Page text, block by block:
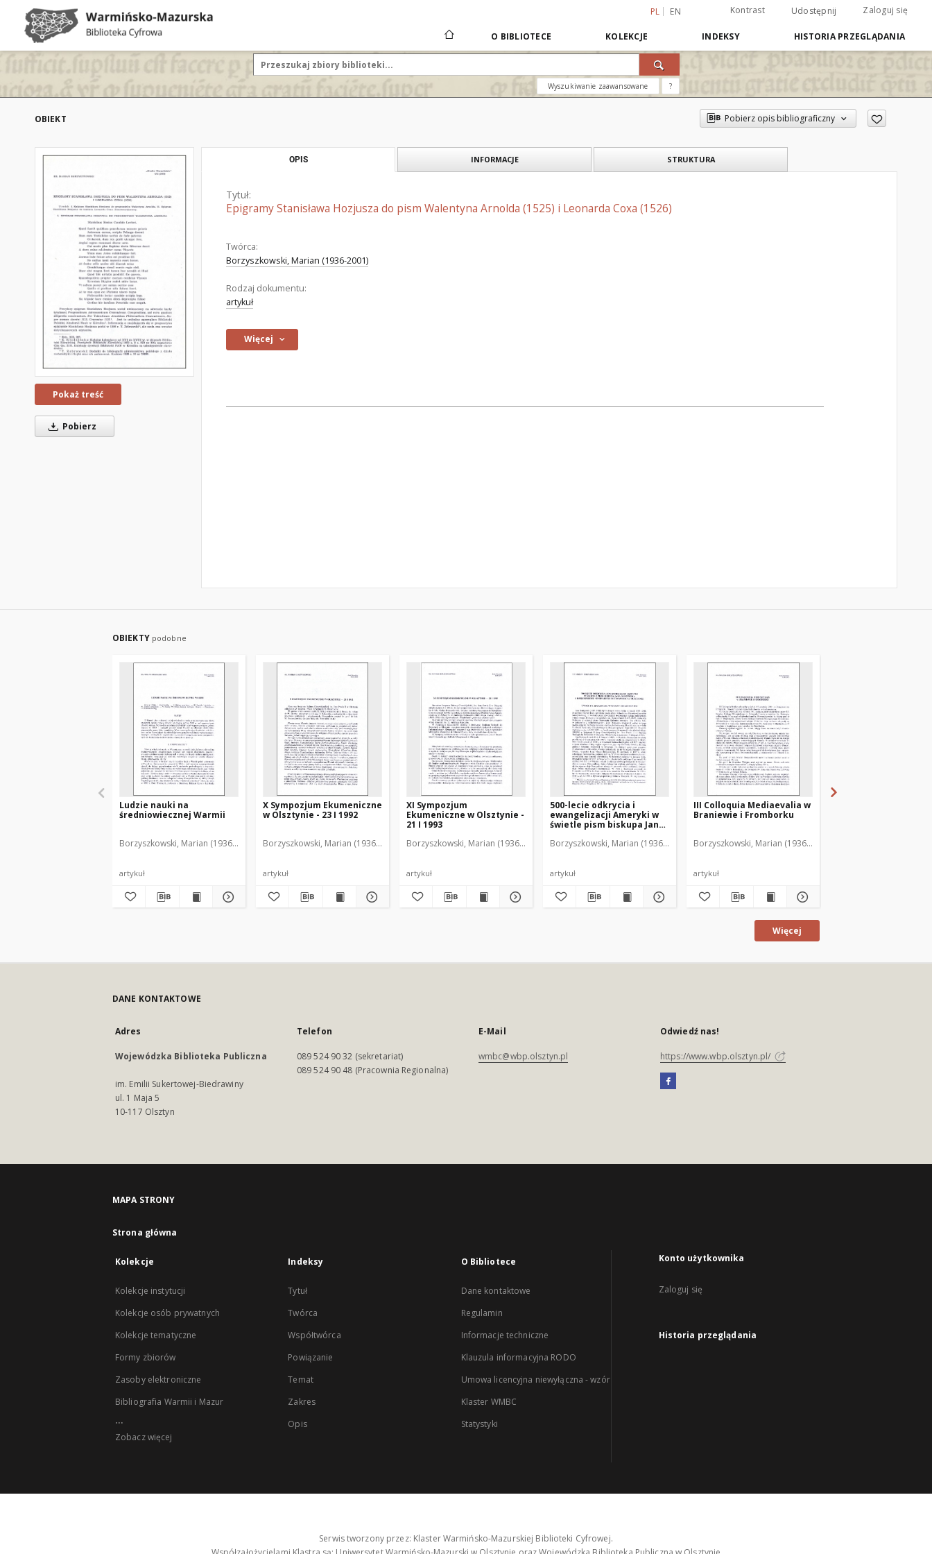
PL EN Kontrast Udostępnij Zaloguj się
O BIBLIOTECE KOLEKCJE INDEKSY HISTORIA PRZEGLĄDANIA
Wyszukiwanie zaawansowane ?
OBIEKT Pobierz opis bibliograficzny
Pokaż treść
Pobierz
OPIS INFORMACJE STRUKTURA
Tytuł:
Epigramy Stanisława Hozjusza do pism Walentyna Arnolda (1525) i Leonarda Coxa (1526)
Twórca:
Borzyszkowski, Marian (1936-2001)
Rodzaj dokumentu:
artykuł
Więcej
OBIEKTY podobne
Ludzie nauki na
średniowiecznej Warmii
Borzyszkowski, Marian (1936-2001)
artykuł
X Sympozjum Ekumeniczne
w Olsztynie - 23 I 1992
Borzyszkowski, Marian (1936-2001)
artykuł
XI Sympozjum
Ekumeniczne w Olsztynie -
21 I 1993
Borzyszkowski, Marian (1936-2001)
artykuł
500-lecie odkrycia i
ewangelizacji Ameryki w
świetle pism biskupa Jana
Seminarium Duchownego
bibliotecznej
Borzyszkowski, Marian (1936-2001)
artykuł
III Colloquia Mediaevalia w
Braniewie i Fromborku
Borzyszkowski, Marian (1936-2001)
artykuł
Więcej
DANE KONTAKTOWE
Adres
Wojewódzka Biblioteka Publiczna
im. Emilii Sukertowej-Biedrawiny
ul. 1 Maja 5
10-117 Olsztyn
Telefon
089 524 90 32 (sekretariat)
089 524 90 48 (Pracownia Regionalna)
E-Mail
wmbc@wbp.olsztyn.pl
Odwiedź nas!
https://www.wbp.olsztyn.pl/
MAPA STRONY
Strona główna
Kolekcje
Kolekcje instytucji
Kolekcje osób prywatnych
Kolekcje tematyczne
Formy zbiorów
Zasoby elektroniczne
Bibliografia Warmii i Mazur
...
Zobacz więcej
Indeksy
Tytuł
Twórca
Współtwórca
Powiązanie
Temat
Zakres
Opis
O Bibliotece
Dane kontaktowe
Regulamin
Informacje techniczne
Klauzula informacyjna RODO
Umowa licencyjna niewyłączna - wzór
Klaster WMBC
Statystyki
Konto użytkownika
Zaloguj się
Historia przeglądania
Serwis tworzony przez: Klaster Warmińsko-Mazurskiej Biblioteki Cyfrowej.